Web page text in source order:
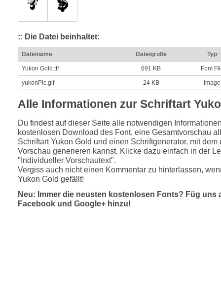
:: Die Datei beinhaltet:
Dateiname Dateigröße Typ
Yukon Gold.ttf 691 KB Font
yukonPic.gif 24 KB Image
Alle Informationen zur Schriftart
Du findest auf dieser Seite alle notwendigen
kostenlosen Download des Font, eine Gesamtvorschau
Schriftart Yukon Gold und einen Schriftgenerator, mit
Vorschau generieren kannst. Klicke dazu einfach in der
"Individueller Vorschautext".
Vergiss auch nicht einen Kommentar zu hinterlassen,
Yukon Gold gefällt!
Neu: Immer die neusten kostenlosen Fonts? Füg uns
Facebook und Google+ hinzu!